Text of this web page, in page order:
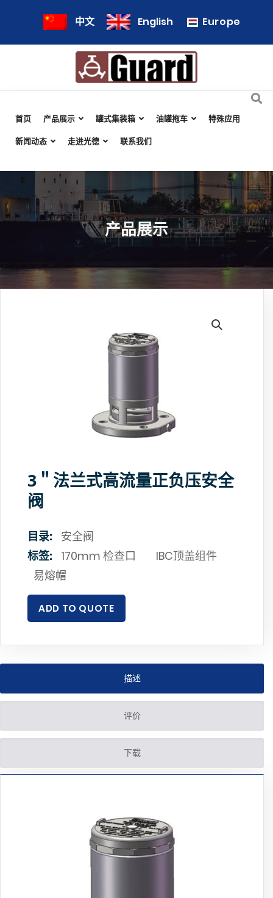
中文 English Europe
首页 产品展示 罐式集装箱 油罐拖车 特殊应用
新闻动态 走进光德 联系我们
产品展示
3＂法兰式高流量正负压安全
阀
目录: 安全阀
标签: 170mm 检查口
IBC顶盖组件
易熔帽
ADD TO QUOTE
描述
评价
下载